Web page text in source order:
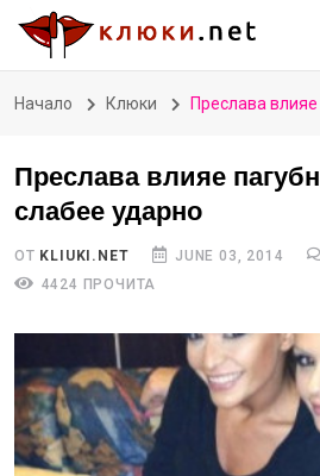
Начало Клюки Преслава влияе
Преслава влияе
слабее ударно
ОТ KLIUKI.NET JUNE 03, 2014
4424 ПРОЧИТА